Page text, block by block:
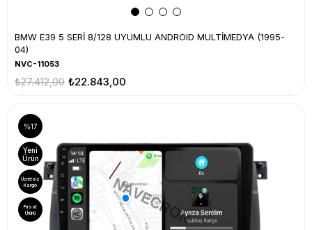
BMW E39 5 SERİ 8/128 UYUMLU ANDROID MULTİMEDYA (1995-
04)
NVC-11053
₺22.843,00
₺27.412,00
%17
Yeni
Ürün
Ücretsiz
Kargo
Fırsat
Ürünü